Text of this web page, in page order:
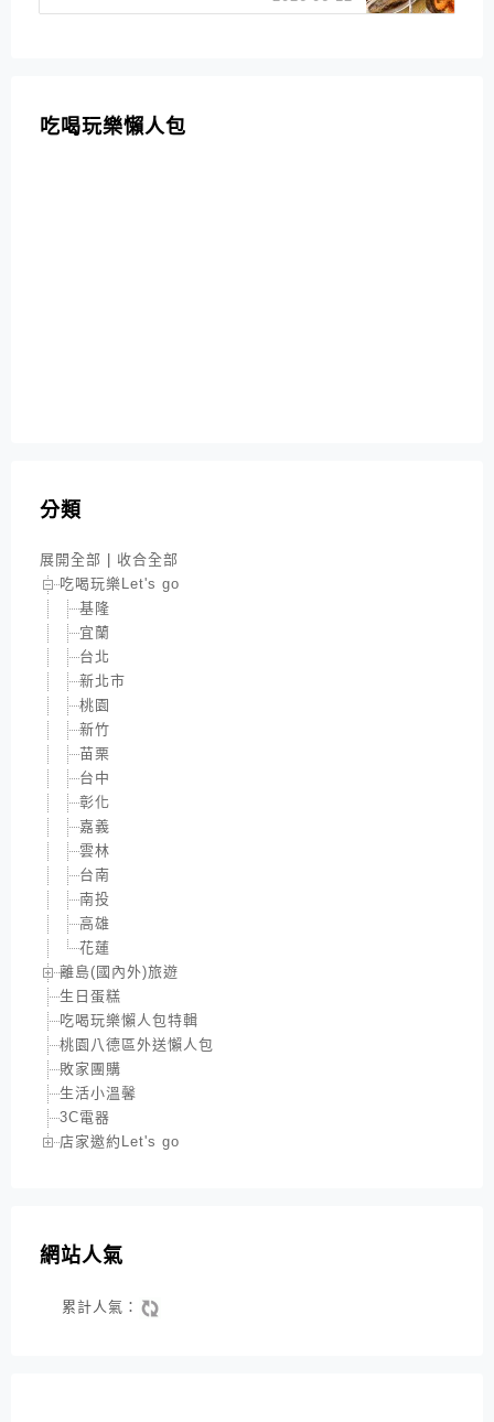
吃喝玩樂懶人包
分類
展開全部
收合全部
吃喝玩樂Let's go
基隆
宜蘭
台北
新北市
桃園
新竹
苗栗
台中
彰化
嘉義
雲林
台南
南投
高雄
花蓮
離島(國內外)旅遊
生日蛋糕
吃喝玩樂懶人包特輯
桃園八德區外送懶人包
敗家團購
生活小溫馨
3C電器
店家邀約Let's go
網站人氣
累計人氣：